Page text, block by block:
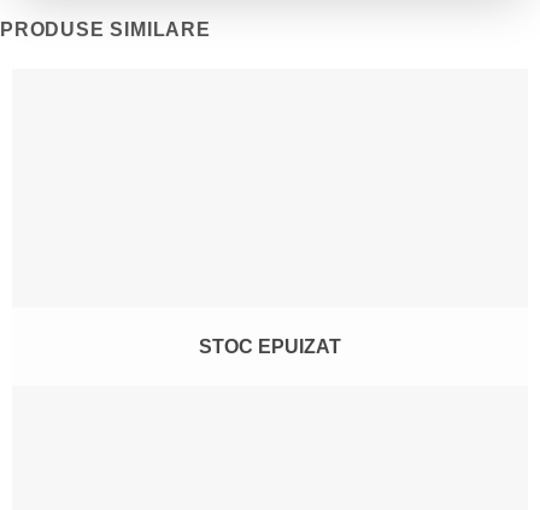
PRODUSE SIMILARE
STOC EPUIZAT